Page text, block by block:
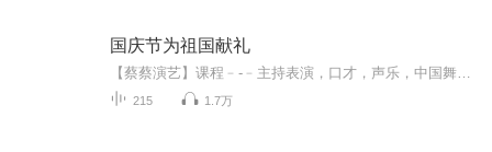
国庆节为祖国献礼
215 1.7万